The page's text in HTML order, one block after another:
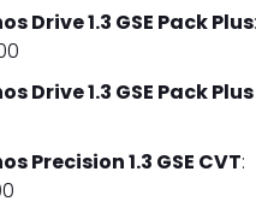
Drive 1.3 GSE Pack Plus:
Drive 1.3 GSE Pack
Precision 1.3 GSE CVT: